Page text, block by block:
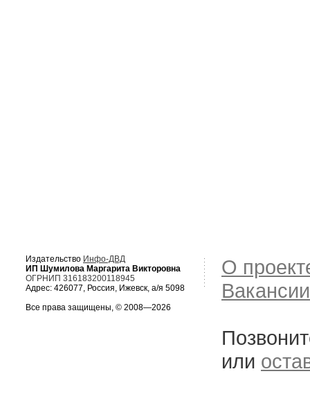
Издательство Инфо-ДВД
ИП Шумилова Маргарита Викторовна
ОГРНИП 316183200118945
Адрес: 426077, Россия, Ижевск, а/я 5098
Все права защищены, © 2008—2026
О
Вакансии
или